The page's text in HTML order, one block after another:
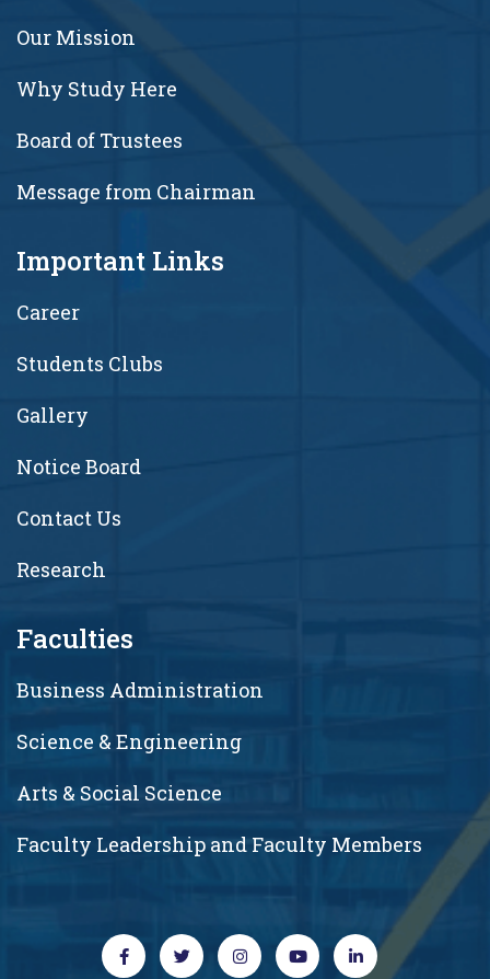
Our Mission
Why Study Here
Board of Trustees
Message from Chairman
Important Links
Career
Students Clubs
Gallery
Notice Board
Contact Us
Research
Faculties
Business Administration
Science & Engineering
Arts & Social Science
Faculty Leadership and Faculty Members